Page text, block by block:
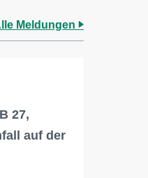
Meldungen
27,
auf der